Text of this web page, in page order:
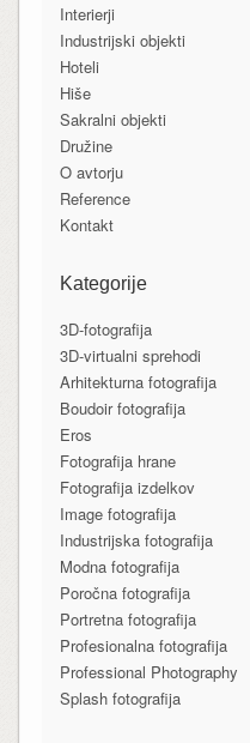
Interierji
Industrijski objekti
Hoteli
Hiše
Sakralni objekti
Družine
O avtorju
Reference
Kontakt
Kategorije
3D-fotografija
3D-virtualni sprehodi
Arhitekturna fotografija
Boudoir fotografija
Eros
Fotografija hrane
Fotografija izdelkov
Image fotografija
Industrijska fotografija
Modna fotografija
Poročna fotografija
Portretna fotografija
Profesionalna fotografija
Professional Photography
Splash fotografija